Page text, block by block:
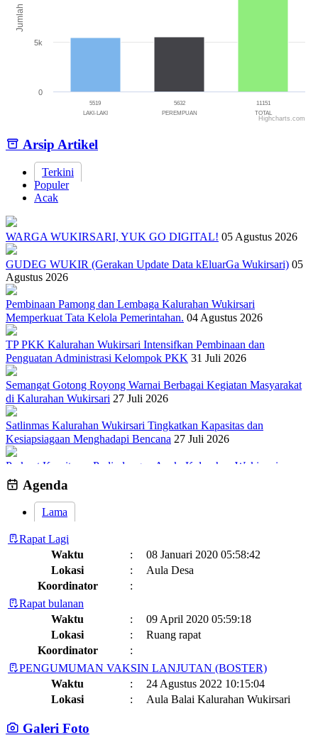
Jumlah
5519
LAKI-LAKI
5632
PEREMPUAN
11151
TOTAL
0
5k
Highcharts.com
Arsip Artikel
Terkini
Populer
Acak
WARGA WUKIRSARI, YUK GO DIGITAL! 05 Agustus 2026
GUDEG WUKIR (Gerakan Update Data kEluarGa Wukirsari) 05
Agustus 2026
Pembinaan Pamong dan Lembaga Kalurahan Wukirsari
Memperkuat Tata Kelola Pemerintahan. 04 Agustus 2026
TP PKK Kalurahan Wukirsari Intensifkan Pembinaan dan
Penguatan Administrasi Kelompok PKK 31 Juli 2026
Semangat Gotong Royong Warnai Berbagai Kegiatan Masyarakat
di Kalurahan Wukirsari 27 Juli 2026
Satlinmas Kalurahan Wukirsari Tingkatkan Kapasitas dan
Kesiapsiagaan Menghadapi Bencana 27 Juli 2026
Perkuat Komitmen Perlindungan Anak, Kalurahan Wukirsari
Menggelar Sosialisasi dan Outbond Desa Ramah Anak
Agenda
Lama
Rapat Lagi
Waktu
:
08 Januari 2020 05:58:42
Lokasi
:
Aula Desa
Koordinator
:
Rapat bulanan
Waktu
:
09 April 2020 05:59:18
Lokasi
:
Ruang rapat
Koordinator
:
PENGUMUMAN VAKSIN LANJUTAN (BOSTER)
Waktu
:
24 Agustus 2022 10:15:04
Lokasi
:
Aula Balai Kalurahan Wukirsari
Jadwal dan Agenda Sisir Adminduk Kalurahan Wukirsari
Galeri Foto